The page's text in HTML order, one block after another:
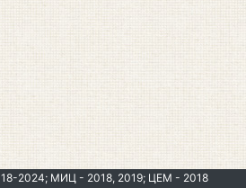
2024; МИЦ - 2018, 2019; ЦЕМ - 2018